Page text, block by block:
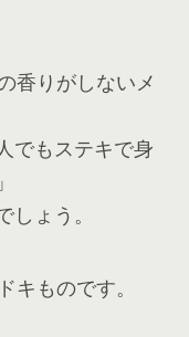
香りがしないメ
でもステキで身
ょう。
ものです。